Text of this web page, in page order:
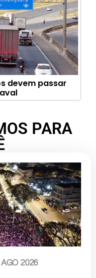
devem passar
PARA
2026